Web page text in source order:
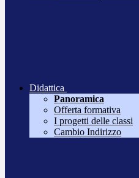
Didattica
Panoramica
Offerta formativa
I progetti delle classi
Cambio Indirizzo